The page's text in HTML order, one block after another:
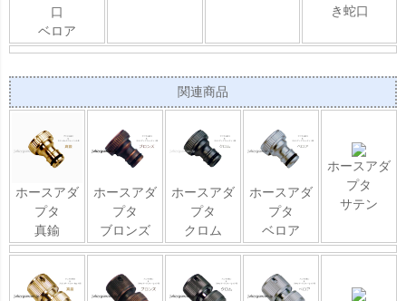
口
ベロア
き蛇口
関連商品
ホースアダ
プタ
真鍮
ホースアダ
プタ
ブロンズ
ホースアダ
プタ
クロム
ホースアダ
プタ
ベロア
ホースアダ
プタ
サテン